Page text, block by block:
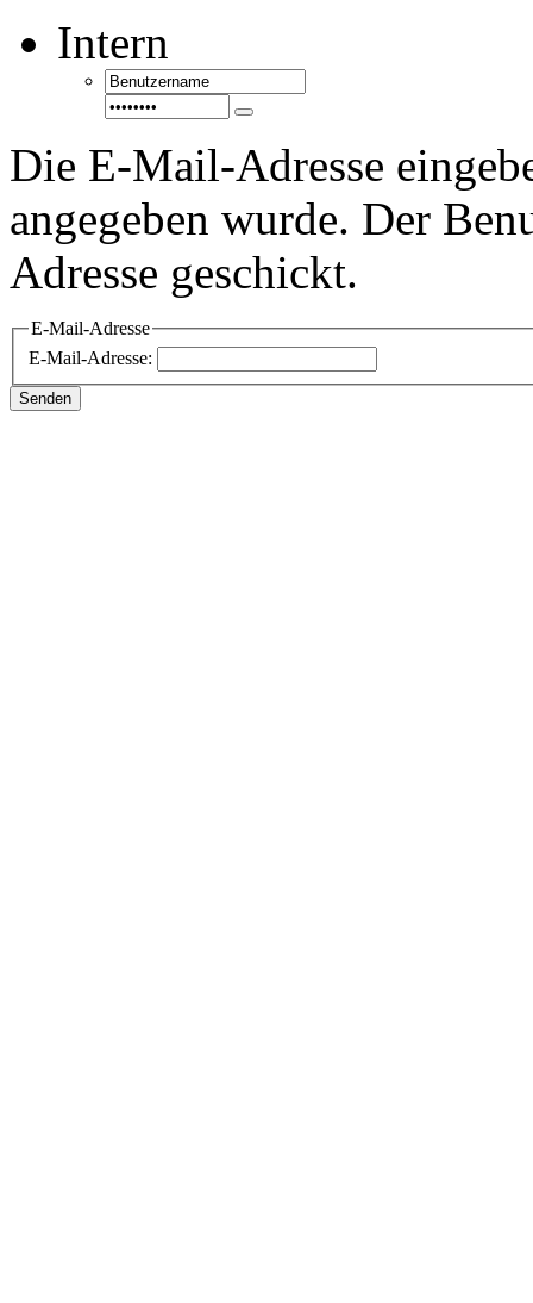
Intern
Die E-Mail-Adresse
angegeben wurde. Der
Adresse geschickt.
E-Mail-Adresse
E-Mail-Adresse:
Senden